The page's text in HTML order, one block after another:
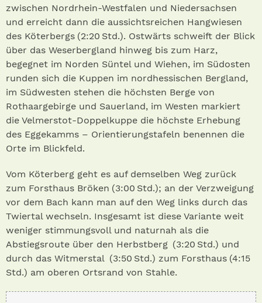
zwischen Nordrhein-Westfalen und Niedersachsen
und erreicht dann die aussichtsreichen Hangwiesen
des Köterbergs (2:20 Std.) . Ostwärts schweift der Blick
über das Weserbergland hinweg bis zum Harz,
begegnet im Norden Süntel und Wiehen, im Südosten
runden sich die Kuppen im nordhessischen Bergland,
im Südwesten stehen die höchsten Berge von
Rothaargebirge und Sauerland, im Westen markiert
die Velmerstot-Doppelkuppe die höchste Erhebung
des Eggekamms – Orientierungstafeln benennen die
Orte im Blickfeld.
Vom Köterberg geht es auf demselben Weg zurück
zum Forsthaus Bröken (3:00 Std.) ; an der Verzweigung
vor dem Bach kann man auf den Weg links durch das
Twiertal wechseln. Insgesamt ist diese Variante weit
weniger stimmungsvoll und naturnah als die
Abstiegsroute über den Herbstberg (3:20 Std.) und
durch das Witmerstal (3:50 Std.) zum Forsthaus (4:15
Std.) am oberen Ortsrand von Stahle.